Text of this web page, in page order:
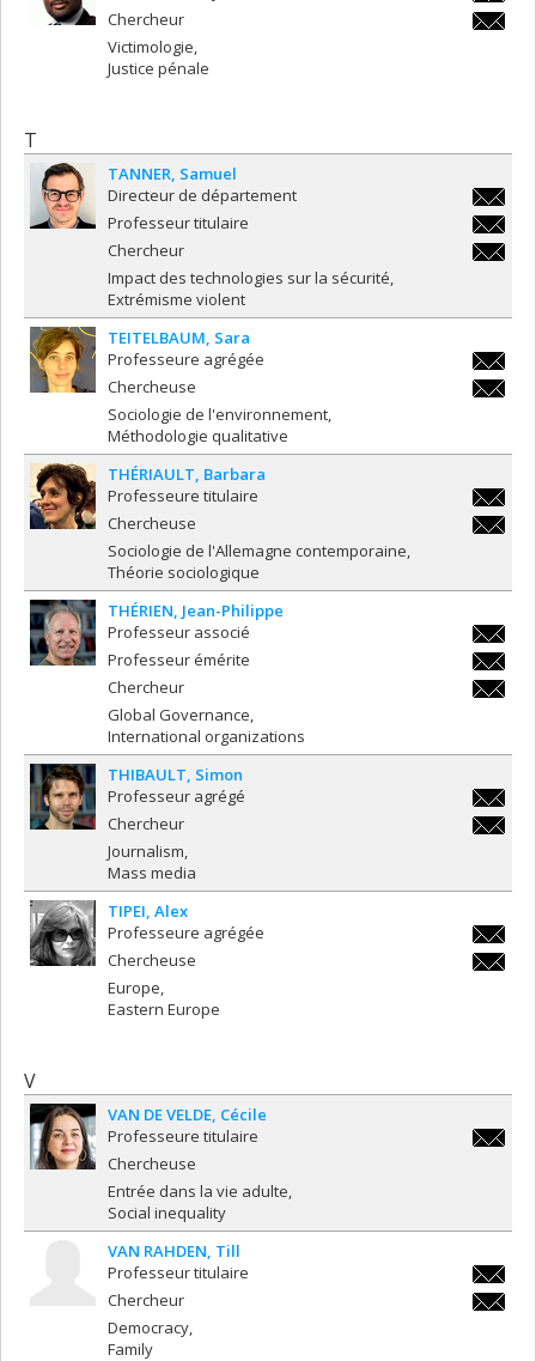
alain-
Chercheur
Victimologie
Justice pénale
T
TANNER Samuel
Directeur de département
Professeur titulaire
Chercheur
Impact des technologies sur la sécurité
Extrémisme violent
TEITELBAUM Sara
Professeure agrégée
Chercheuse
Sociologie de l'environnement
Méthodologie qualitative
THÉRIAULT Barbara
Professeure titulaire
Chercheuse
Sociologie de l'Allemagne contemporaine
Théorie sociologique
THÉRIEN Jean-Philippe
jean-
Professeur associé
jean-
Professeur émérite
Chercheur
Global Governance
International organizations
THIBAULT Simon
Professeur agrégé
Chercheur
Journalism
Mass media
TIPEI Alex
Professeure agrégée
Chercheuse
Europe
Eastern Europe
V
VAN DE VELDE Cécile
Professeure titulaire
Chercheuse
Entrée dans la vie adulte
Social inequality
VAN RAHDEN Till
Professeur titulaire
Chercheur
Democracy
Family